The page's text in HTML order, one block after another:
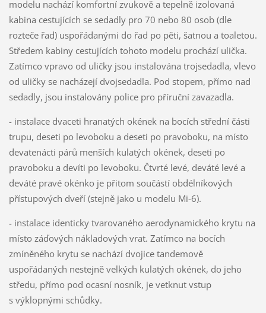
modelu nachází komfortní zvukově a tepelně izolovaná
kabina cestujících se sedadly pro 70 nebo 80 osob (dle
rozteče řad) uspořádanými do řad po pěti, šatnou a toaletou.
Středem kabiny cestujících tohoto modelu prochází ulička.
Zatímco vpravo od uličky jsou instalována trojsedadla, vlevo
od uličky se nacházejí dvojsedadla. Pod stopem, přímo nad
sedadly, jsou instalovány police pro příruční zavazadla.
- instalace dvaceti hranatých okének na bocích střední části
trupu, deseti po levoboku a deseti po pravoboku, na místo
devatenácti párů menších kulatých okének, deseti po
pravoboku a devíti po levoboku. Čtvrté levé, deváté levé a
deváté pravé okénko je přitom součástí obdélníkových
přístupových dveří (stejně jako u modelu Mi-6).
- instalace identicky tvarovaného aerodynamického krytu na
místo záďových nákladových vrat. Zatímco na bocích
zmíněného krytu se nachází dvojice tandemově
uspořádaných nestejně velkých kulatých okének, do jeho
středu, přímo pod ocasní nosník, je vetknut vstup
s výklopnými schůdky.